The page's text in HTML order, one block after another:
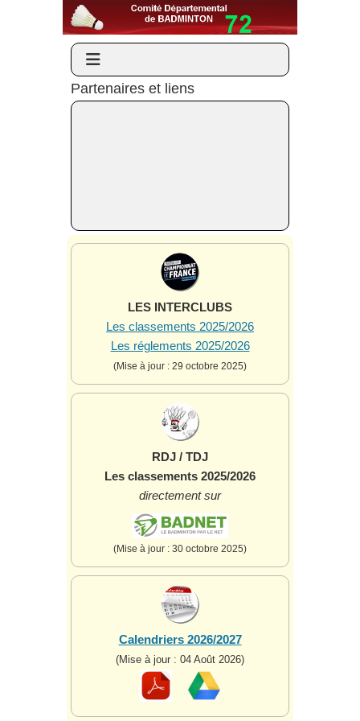
Partenaires et liens
LES INTERCLUBS
Les classements 2025/2026
Les réglements 2025/2026
(Mise à jour : 29 octobre 2025)
RDJ / TDJ
Les classements 2025/2026
directement sur
(Mise à jour : 30 octobre 2025)
Calendriers 2026/2027
(Mise à jour : 04 Août 2026)